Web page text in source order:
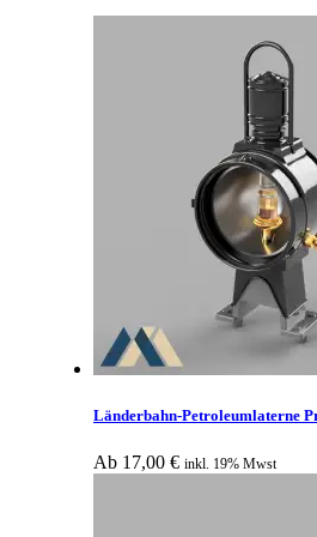
Länderbahn-Petroleumlaterne
Ab 17,00 € inkl. 19% Mwst